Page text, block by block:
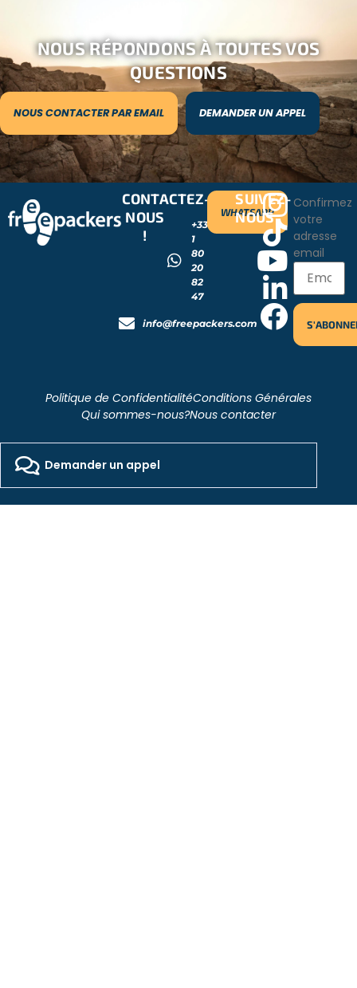
NOUS RÉPONDONS À TOUTES VOS
QUESTIONS
NOUS CONTACTER PAR EMAIL DEMANDER UN APPEL
CONTACTEZ-
NOUS
!
+33
1
80
20
82
47
info@freepackers.com
WHATSAPP
SUIVEZ-
NOUS
Confirmez
votre
adresse
email
Politique de ConfidentialitéConditions Générales
Qui sommes-nous?Nous contacter
2026 - Freepackers - All Rights Reserved​
Designed by Pocom Digital Agency
Demander un appel